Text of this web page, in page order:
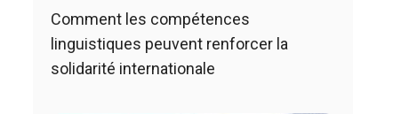
Comment les compétences
linguistiques peuvent renforcer la
solidarité internationale